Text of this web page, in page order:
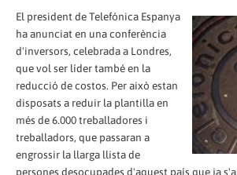
El president de Telefónica Espanya
ha anunciat en una conferència
d'inversors, celebrada a Londres,
que vol ser líder també en la
reducció de costos. Per això estan
disposats a reduir la plantilla en
més de 6.000 treballadores i
treballadors, que passaran a
engrossir la llarga llista de
persones desocupades d'aquest país que ja